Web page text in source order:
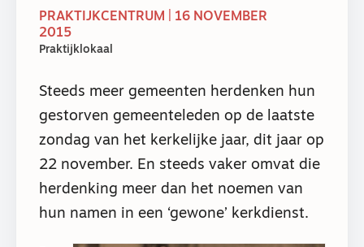
PRAKTIJKCENTRUM | 16 NOVEMBER
2015
Praktijklokaal
Steeds meer gemeenten herdenken hun
gestorven gemeenteleden op de laatste
zondag van het kerkelijke jaar, dit jaar op
22 november. En steeds vaker omvat die
herdenking meer dan het noemen van
hun namen in een ‘gewone’ kerkdienst.